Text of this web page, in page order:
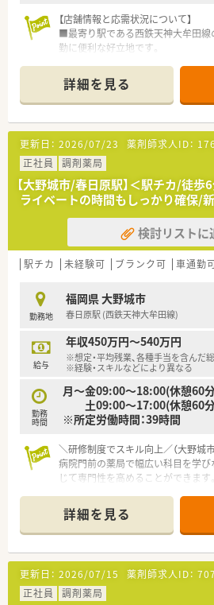
ベートの時間をしっかりと確保して
きます。
■最新の調剤機器や処方せん送信ア
の対物業務を効率化して、対人業務
ます。
【店舗情報と応需状況について】
■最寄り駅である西鉄天神大牟田
勤に便利な好立地です。
から150枚応需します。
■常勤薬剤師4名とパート2名の厚い
務を行っています。
【募集背景と求める人物像について】
■来夏の新店舗開局を見据えた増員
験者を歓迎しています。
■チームワークを大切にし周囲と協
る方を求めています。
■指示を待つだけでなく自ら考えて
のある方が活躍できます。
【法人特徴について】
■大野城市を中心に地域に根差した
■社長自身が薬剤師であり現場の状
を深く理解しています。
■社員想いの社風で知られ過去には
行われていた企業です。
詳細を見る
更新日： 2026/07/23 薬剤師求人ID：
正社員
調剤薬局
【大野城市/春日原駅】＜駅チカ/徒歩
ライベートの時間もしっかり確保/
検討リストに
駅チカ 未経験可 ブランク可 車通勤
勤務地
福岡県 大野城市
春日原駅 (西鉄天神大牟田線)
給与
年収450万円～540万円
※想定・平均残業、各種手当を含んだ
※経験・スキルなどにより異なる
勤務
時間
月～金09:00～18:00(休憩60
土09:00～17:00(休憩60
※所定労働時間：39時間
＼研修制度でスキル向上／（大野城
病院門前の薬局で幅広い科目を学
じて専門性を高めることができます。
【店舗情報と応需状況について】
■最寄り駅である西鉄天神大牟田線
置にあります。
■応需科目は内科や整形外科、循環
店舗です。
■処方箋は1日あたり60枚から90枚
体制です。
詳細を見る
更新日： 2026/07/15 薬剤師求人ID：
正社員
調剤薬局